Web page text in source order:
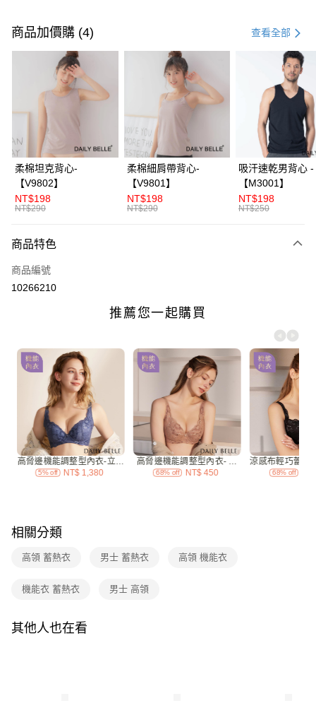
信用卡一次付款
信用卡分期付款
3 期 0 利率 每期 21家銀行
合作金庫商業銀行
第一商業銀行
華南商業銀行
上海商業儲蓄銀行
台北富邦商業銀行
國泰世華商業銀行
兆豐國際商業銀行
臺灣中小企業銀行
台中商業銀行
匯豐（台灣）商業銀行
華泰商業銀行
聯邦商業銀行
元大商業銀行
台灣樂天信用卡公司
超商取貨付款
LINE Pay
Apple Pay
街口支付
ATM付款
運送方式
全家付款取貨
每筆NT$70，滿NT$3,000(含以上)免運費
7-11付款取貨
每筆NT$70，滿NT$3,000(含以上)免運費
付款後7-11取貨
每筆NT$70，滿NT$3,000(含以上)免運費
宅配
每筆NT$120，滿NT$3,000(含以上)免運費
海外
商品加價購 (4) 查看全部
柔棉坦克背心-
【V9802】
NT$198
NT$290
柔棉細肩帶背心-
【V9801】
NT$198
NT$290
吸汗速乾男背心 -
【M3001】
NT$198
NT$250
商品特色
商品編號
10266210
相關分類
高領 蓄熱衣 男士 蓄熱衣 高領 機能衣
機能衣 蓄熱衣 男士 高領
其他人也在看